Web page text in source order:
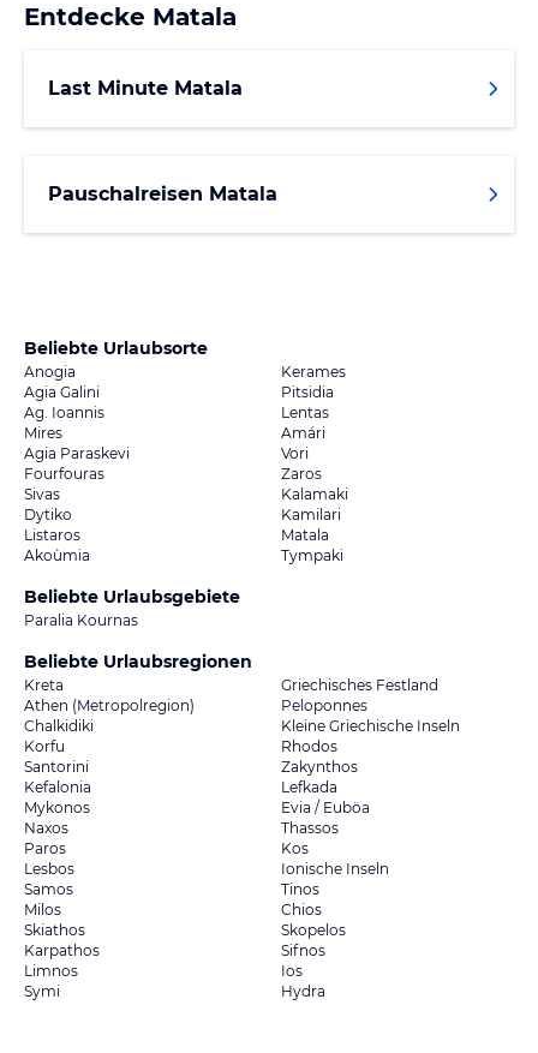
Entdecke Matala
Last Minute Matala
Pauschalreisen Matala
Beliebte Urlaubsorte
Anogia
Kerames
Agia Galini
Pitsidia
Ag. Ioannis
Lentas
Mires
Amári
Agia Paraskevi
Vori
Fourfouras
Zaros
Sivas
Kalamaki
Dytiko
Kamilari
Listaros
Matala
Akoùmia
Tympaki
Beliebte Urlaubsgebiete
Paralia Kournas
Beliebte Urlaubsregionen
Kreta
Griechisches Festland
Athen (Metropolregion)
Peloponnes
Chalkidiki
Kleine Griechische Inseln
Korfu
Rhodos
Santorini
Zakynthos
Kefalonia
Lefkada
Mykonos
Evia / Euböa
Naxos
Thassos
Paros
Kos
Lesbos
Ionische Inseln
Samos
Tinos
Milos
Chios
Skiathos
Skopelos
Karpathos
Sifnos
Limnos
Ios
Symi
Hydra